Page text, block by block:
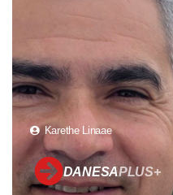
Karethe Linaae
DANESAPLUS+